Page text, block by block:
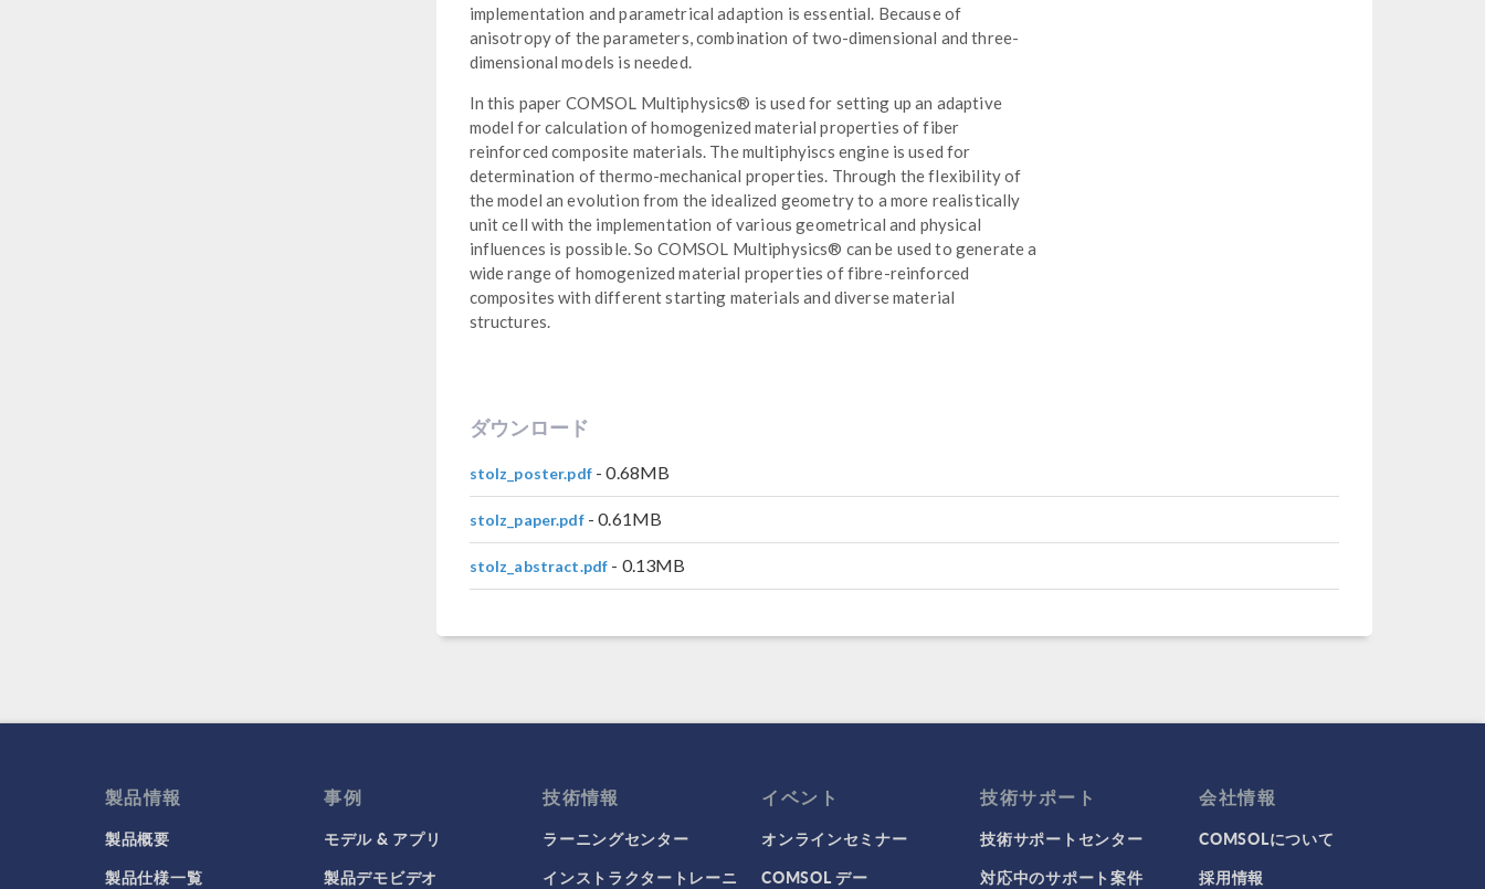
implementation and parametrical adaption is essential. Because of
anisotropy of the parameters, combination of two-dimensional and three-
dimensional models is needed.
In this paper COMSOL Multiphysics® is used for setting up an adaptive
model for calculation of homogenized material properties of fiber
reinforced composite materials. The multiphyiscs engine is used for
determination of thermo-mechanical properties. Through the flexibility of
the model an evolution from the idealized geometry to a more realistically
unit cell with the implementation of various geometrical and physical
influences is possible. So COMSOL Multiphysics® can be used to generate a
wide range of homogenized material properties of fibre-reinforced
composites with different starting materials and diverse material
structures.
ダウンロード
stolz_poster.pdf- 0.68MB
stolz_paper.pdf- 0.61MB
stolz_abstract.pdf - 0.13MB
製品情報
製品概要
製品仕様一覧
事例
モデル & アプリ
製品デモビデオ
技術情報
ラーニングセンター
インストラクタートレーニ
イベント
オンラインセミナー
COMSOL デー
技術サポート
技術サポートセンター
対応中のサポート案件
会社情報
COMSOLについて
採用情報